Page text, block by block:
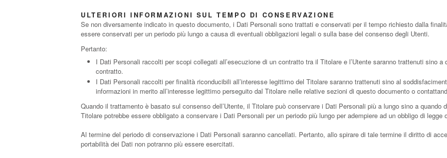
ULTERIORI INFORMAZIONI SUL TEMPO DI CONSERVAZIONE
Se non diversamente indicato in questo documento, i Dati Personali sono trattati e conservati per il tempo richiesto dalla
essere conservati per un periodo più lungo a causa di eventuali obbligazioni legali o sulla base del consenso degli Utenti.
Pertanto:
I Dati Personali raccolti per scopi collegati all’esecuzione di un contratto tra il Titolare e l’Utente saranno trattenuti sino
contratto.
I Dati Personali raccolti per finalità riconducibili all’interesse legittimo del Titolare saranno trattenuti sino al
informazioni in merito all’interesse legittimo perseguito dal Titolare nelle relative sezioni di questo documento o
Quando il trattamento è basato sul consenso dell’Utente, il Titolare può conservare i Dati Personali più a lungo sino a
Titolare potrebbe essere obbligato a conservare i Dati Personali per un periodo più lungo per adempiere ad un obbligo di legge
Al termine del periodo di conservazione i Dati Personali saranno cancellati. Pertanto, allo spirare di tale termine il diritto di
portabilità dei Dati non potranno più essere esercitati.